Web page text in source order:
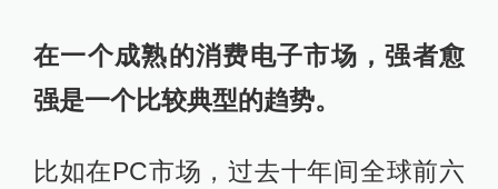
在一个成熟的消费电子市场，强者愈
强是一个比较典型的趋势。
比如在PC市场，过去十年间全球前六